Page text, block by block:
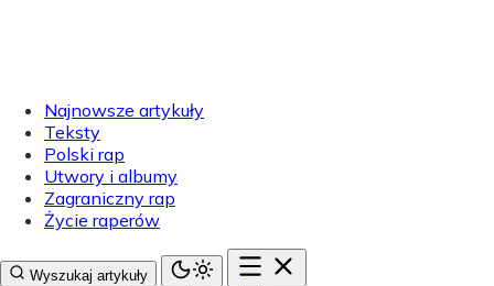
Najnowsze artykuły
Teksty
Polski rap
Utwory i albumy
Zagraniczny rap
Życie raperów
Wyszukaj artykuły